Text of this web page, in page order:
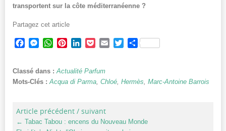
transportent sur la côte méditerranéenne ?
Partagez cet article
Facebook
Messenger
WhatsApp
PinterestLinkedInPocketEmailTwitterPartager
Classé dans :Actualité Parfum
Mots-Clés :Acqua di Parma, Chloé, Hermès, Marc-Antoine Barrois
Article précédent / suivant
← Tabac Tabou : encens du Nouveau Monde